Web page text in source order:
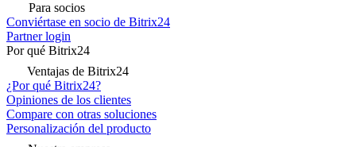
Para socios
Conviértase en socio de Bitrix24
Partner login
Por qué Bitrix24
Ventajas de Bitrix24
¿Por qué Bitrix24?
Opiniones de los clientes
Compare con otras soluciones
Personalización del producto